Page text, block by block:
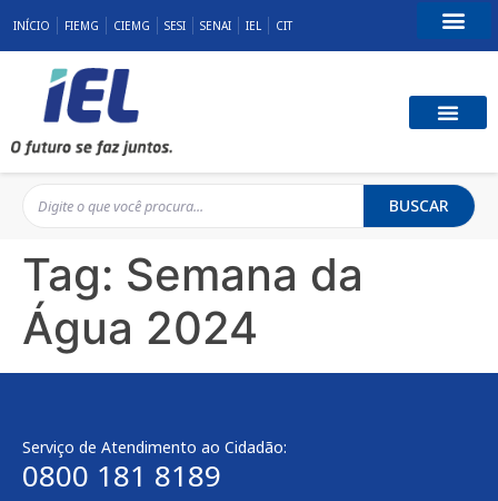
INÍCIO FIEMG CIEMG SESI SENAI IEL CIT
BUSCAR
Tag: Semana da
Água 2024
Serviço de Atendimento ao Cidadão:
0800 181 8189